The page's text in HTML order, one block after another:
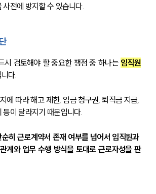
전에 방지할 수 있습니다.
시 검토해야 할 중요한 쟁점 중 하나는 임직원
다.
에 따라 해고 제한, 임금 청구권, 퇴직금 지급,
이 달라지기 때문입니다.
순히 근로계약서 존재 여부를 넘어서 임직원과
계와 업무 수행 방식을 토대로 근로자성을 판